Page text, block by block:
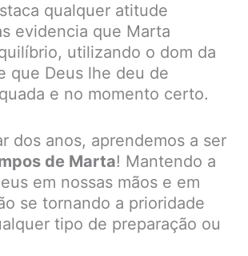
qualquer atitude
evidencia que Marta
utilizando o dom da
que Deus lhe deu de
e no momento certo.
dos anos, aprendemos a ser
de Marta! Mantendo a
em nossas mãos e em
se tornando a prioridade
tipo de preparação ou